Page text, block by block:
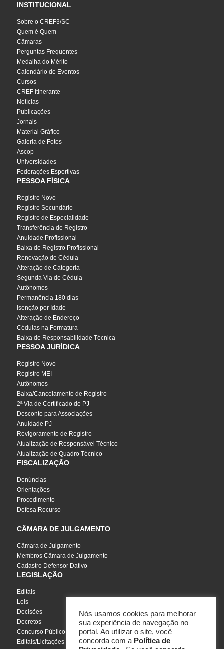
INSTITUCIONAL
Sobre o CREF3/SC
Quem é Quem
Câmaras
Perguntas Frequentes
Medalha do Mérito
Calendário de Eventos
Cursos
CREF Itinerante
Notícias
Publicações
Jornais
Material Gráfico
Galeria de Fotos
Ascop
Universidades
Federações Esportivas
PESSOA FÍSICA
Registro Novo
Registro Secundário
Registro de Especialidade
Transferência de Registro
Anuidade Profissional
Baixa de Registro Profissional
Renovação de Cédula
Alteração de Categoria
Segunda Via de Cédula
Autônomos
Permanência 180 dias
Isenção por Idade
Alteração de Endereço
Cédulas na Formatura
Baixa de Responsabilidade Técnica
PESSOA JURÍDICA
Registro Novo
Registro MEI
Autônomos
Baixa/Cancelamento de Registro
2ª Via de Certificado de PJ
Desconto para Associações
Anuidade PJ
Revigoramento de Registro
Atualização de Responsável Técnico
Atualização de Quadro Técnico
FISCALIZAÇÃO
Denúncias
Orientações
Procedimento
Defesa|Recurso
CÂMARA DE JULGAMENTO
Câmara de Julgamento
Membros Câmara de Julgamento
Cadastro Defensor Dativo
LEGISLAÇÃO
Editais
Leis
Decisões
Decretos
Concurso Público
Editais/Licitações
Nós usamos cookies para melhorar
sua experiência de navegação no
portal. Ao utilizar o site, você
concorda com a Política de